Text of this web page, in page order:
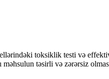
toksiklik testi və
təsirli və zərərsiz